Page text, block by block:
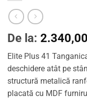
De la: 2.340,00
Elite Plus 41
deschidere atât pe
structură metalică
placată cu MDF